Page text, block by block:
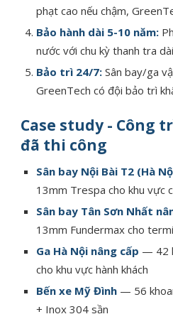
phạt cao nếu chậm,
Bảo hành dài 5-10 năm:
nước với chu kỳ thanh tra dài
Bảo trì 24/7: Sân bay/ga
GreenTech có đội bảo trì
Case study - Công
đã thi công
Sân bay Nội Bài T2 (Hà
13mm Trespa cho khu vực
Sân bay Tân Sơn Nhất
13mm Fundermax cho
Ga Hà Nội nâng cấp — 42
cho khu vực hành khách
Bến xe Mỹ Đình — 56
+ Inox 304 sần